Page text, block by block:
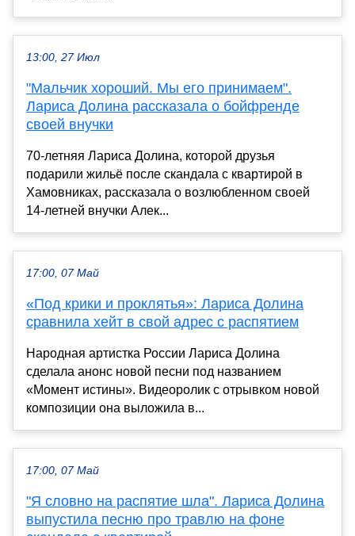
13:00, 27 Июл
"Мальчик хороший. Мы его принимаем".
Лариса Долина рассказала о бойфренде
своей внучки
70-летняя Лариса Долина, которой друзья
подарили жильё после скандала с квартирой в
Хамовниках, рассказала о возлюбленном своей
14-летней внучки Алек...
17:00, 07 Май
«Под крики и проклятья»: Лариса Долина
сравнила хейт в свой адрес с распятием
Народная артистка России Лариса Долина
сделала анонс новой песни под названием
«Момент истины». Видеоролик с отрывком новой
композиции она выложила в...
17:00, 07 Май
"Я словно на распятие шла". Лариса Долина
выпустила песню про травлю на фоне